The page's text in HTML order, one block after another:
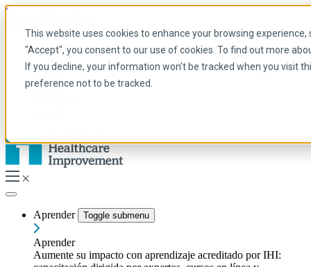
This website uses cookies to enhance your browsing
"Accept", you consent to our use of cookies. To find out more
If you decline, your information won’t be tracked when you visit
preference not to be tracked.
Skip to main content
Spanish
Arabic
Inglés
Francés
Aprender Toggle submenu
Aprender
Aumente su impacto con aprendizaje acreditado por IHI: